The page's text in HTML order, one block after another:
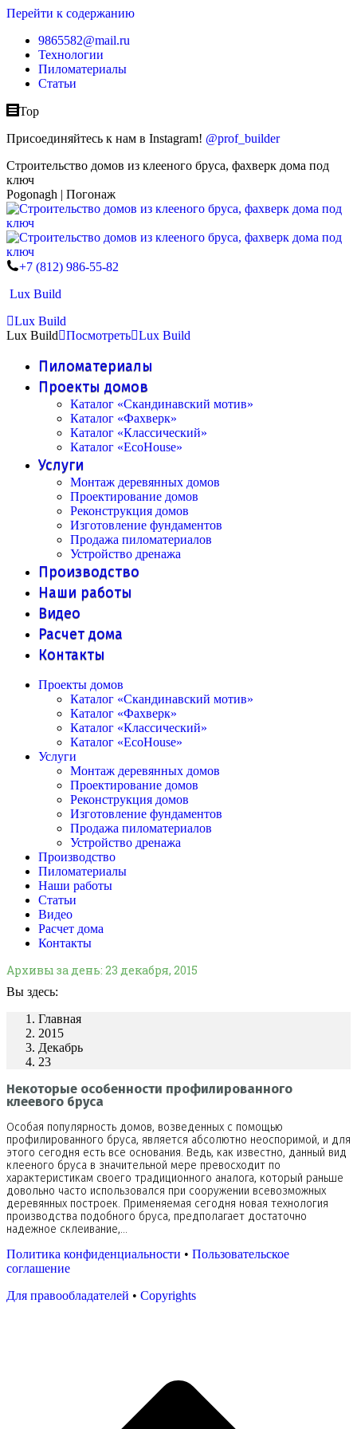
Перейти к содержанию
9865582@mail.ru
Технологии
Пиломатериалы
Статьи
Top
Присоединяйтесь к нам в Instagram! @prof_builder
Строительство домов из клееного бруса, фахверк дома под
ключ
Pogonagh | Погонаж
+7 (812) 986-55-82
Lux Build
Lux Build
Lux Build
Посмотреть Lux Build
Пиломатериалы
Проекты домов
Каталог «Скандинавский мотив»
Каталог «Фахверк»
Каталог «Классический»
Каталог «EcoHouse»
Услуги
Монтаж деревянных домов
Проектирование домов
Реконструкция домов
Изготовление фундаментов
Продажа пиломатериалов
Устройство дренажа
Производство
Наши работы
Видео
Расчет дома
Контакты
Проекты домов
Каталог «Скандинавский мотив»
Каталог «Фахверк»
Каталог «Классический»
Каталог «EcoHouse»
Услуги
Монтаж деревянных домов
Проектирование домов
Реконструкция домов
Изготовление фундаментов
Продажа пиломатериалов
Устройство дренажа
Производство
Пиломатериалы
Наши работы
Статьи
Видео
Расчет дома
Контакты
Архивы за день: 23 декабря, 2015
Вы здесь:
Главная
2015
Декабрь
23
Некоторые особенности профилированного
клеевого бруса
Особая популярность домов, возведенных с помощью
профилированного бруса, является абсолютно неоспоримой, и для
этого сегодня есть все основания. Ведь, как известно, данный вид
клееного бруса в значительной мере превосходит по
характеристикам своего традиционного аналога, который раньше
довольно часто использовался при сооружении всевозможных
деревянных построек. Применяемая сегодня новая технология
производства подобного бруса, предполагает достаточно
надежное склеивание,…
Политика конфиденциальности • Пользовательское
соглашение
Для правообладателей • Copyrights